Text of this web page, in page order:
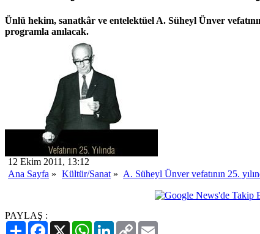
Ünlü hekim, sanatkâr ve entelektüel A. Süheyl Ünver
programla anılacak.
12 Ekim 2011, 13:12
Ana Sayfa » Kültür/Sanat » A. Süheyl Ünver vefatının 25.
PAYLAŞ :
PaylaşFacebook
X WhatsAppLinkedIn
Copy